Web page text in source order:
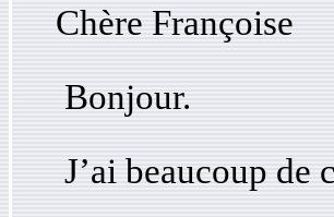
Chère Françoise
Bonjour.
J’ai beaucoup de